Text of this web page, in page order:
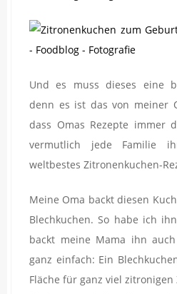
Und es muss dieses eine
denn es ist das von meiner
dass Omas Rezepte immer
vermutlich jede Familie
weltbestes Zitronenkuchen-
Meine Oma backt diesen
Blechkuchen. So habe ich
backt meine Mama ihn
ganz einfach: Ein
Fläche für ganz viel